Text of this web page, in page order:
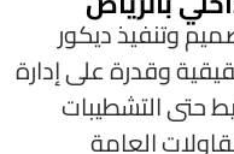
وتنفيذ ديكور
وقدرة على إدارة
حتى التشطيبات
العامة